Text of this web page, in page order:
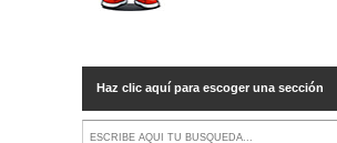
Haz clic aquí para escoger una sección